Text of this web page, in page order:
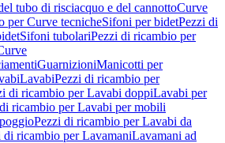
tubo di risciacquo e del cannottoCurve
per Curve tecnicheSifoni per bidetPezzi di
Sifoni tubolariPezzi di ricambio per
GuarnizioniManicotti per
LavabiPezzi di ricambio per
di ricambio per Lavabi doppiLavabi per
ricambio per Lavabi per mobili
Pezzi di ricambio per Lavabi da
di ricambio per LavamaniLavamani ad